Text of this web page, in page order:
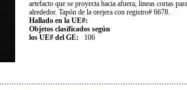
artefacto que se proyecta hacia afuera, lineas cortas
alrededor. Tapón de la orejera con registro# 6678.
Hallado en la UE#:
Objetos clasificados según
los UE# del GE:
106